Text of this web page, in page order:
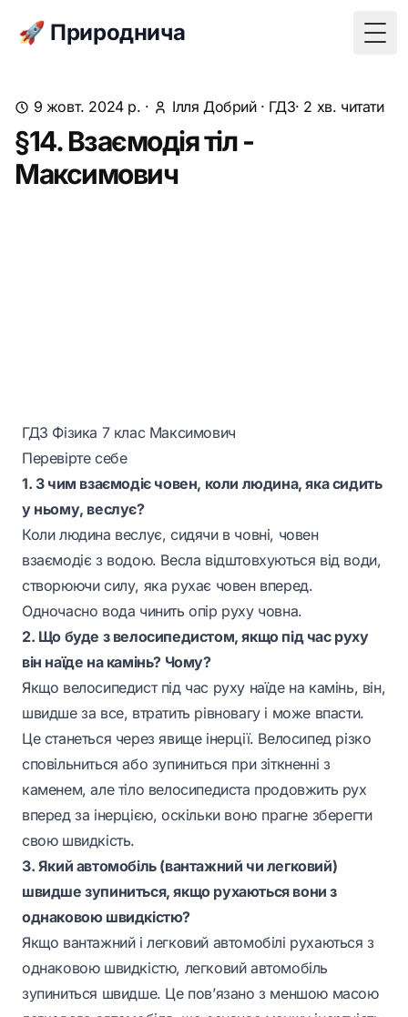
🚀 Природнича
9 жовт. 2024 р. · Ілля Добрий· ГДЗ· 2 хв. читати
§14. Взаємодія тіл -
Максимович
ГДЗ Фізика 7 клас Максимович
Перевірте себе
1. З чим взаємодіє човен, коли людина, яка сидить
у ньому, веслує?
Коли людина веслує, сидячи в човні, човен
взаємодіє з водою. Весла відштовхуються від води,
створюючи силу, яка рухає човен вперед.
Одночасно вода чинить опір руху човна.
2. Що буде з велосипедистом, якщо під час руху
він наїде на камінь? Чому?
Якщо велосипедист під час руху наїде на камінь, він,
швидше за все, втратить рівновагу і може впасти.
Це станеться через явище інерції. Велосипед різко
сповільниться або зупиниться при зіткненні з
каменем, але тіло велосипедиста продовжить рух
вперед за інерцією, оскільки воно прагне зберегти
свою швидкість.
3. Який автомобіль (вантажний чи легковий)
швидше зупиниться, якщо рухаються вони з
однаковою швидкістю?
Якщо вантажний і легковий автомобілі рухаються з
однаковою швидкістю, легковий автомобіль
зупиниться швидше. Це пов’язано з меншою масою